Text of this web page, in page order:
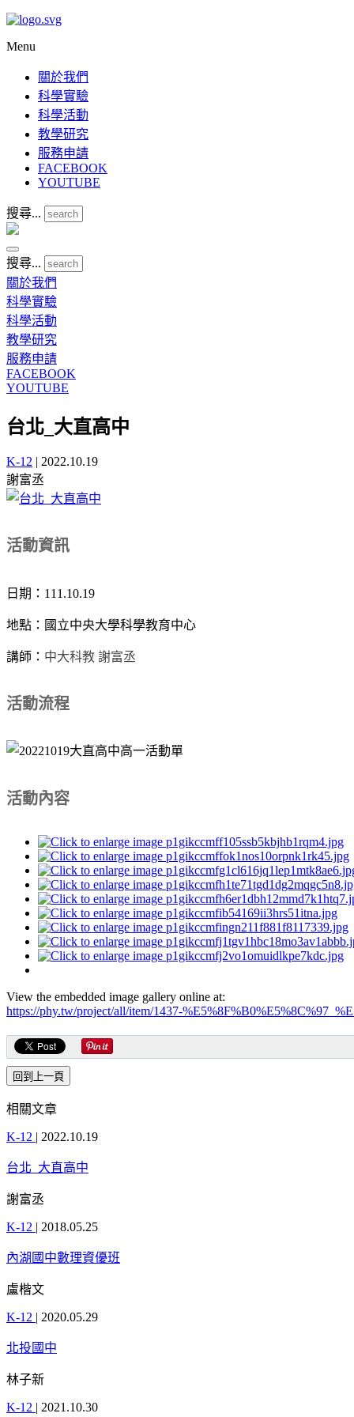
Menu
關於我們
科學實驗
科學活動
教學研究
服務申請
FACEBOOK
YOUTUBE
搜尋...
搜尋...
關於我們
科學實驗
科學活動
教學研究
服務申請
FACEBOOK
YOUTUBE
台北_大直高中
K-12 | 2022.10.19
謝富丞
活動資訊
日期：111.10.19
地點：國立中央大學科學教育中心
講師： 中大科教 謝富丞
活動流程
活動內容
View the embedded image gallery online at:
https://phy.tw/project/all/item/1437-
相關文章
K-12 | 2022.10.19
台北_大直高中
謝富丞
K-12 | 2018.05.25
內湖國中數理資優班
盧楷文
K-12 | 2020.05.29
北投國中
林子新
K-12 | 2021.10.30